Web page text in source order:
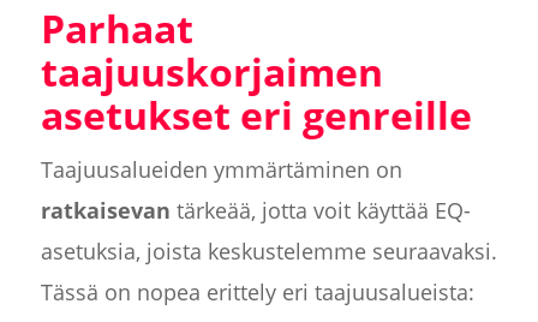
Parhaat
taajuuskorjaimen
asetukset eri genreille
Taajuusalueiden ymmärtäminen on
ratkaisevan tärkeää, jotta voit käyttää EQ-
asetuksia, joista keskustelemme seuraavaksi.
Tässä on nopea erittely eri taajuusalueista: